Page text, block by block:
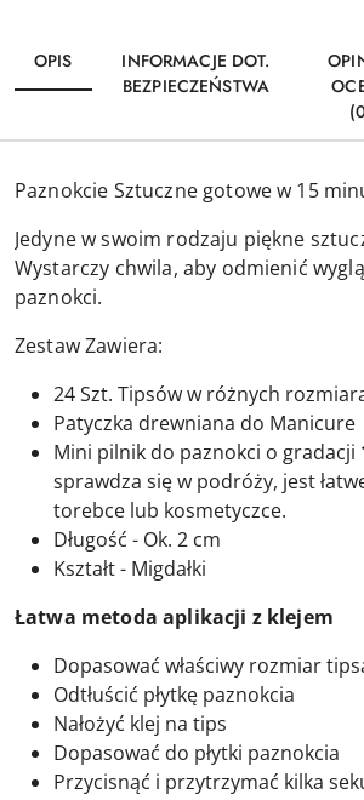
OPIS
INFORMACJE DOT.
BEZPIECZEŃSTWA
Paznokcie Sztuczne gotowe w 15
Jedyne w swoim rodzaju piękne
Wystarczy chwila, aby odmienić
paznokci.
Zestaw Zawiera:
24 Szt. Tipsów w różnych
Patyczka drewniana do Manicure
Mini pilnik do paznokci o gradacji
sprawdza się w podróży, jest
torebce lub kosmetyczce.
Długość - Ok. 2 cm
Kształt - Migdałki
Łatwa metoda aplikacji z klejem
Dopasować właściwy rozmiar
Odtłuścić płytkę paznokcia
Nałożyć klej na tips
Dopasować do płytki paznokcia
Przycisnąć i przytrzymać kilka